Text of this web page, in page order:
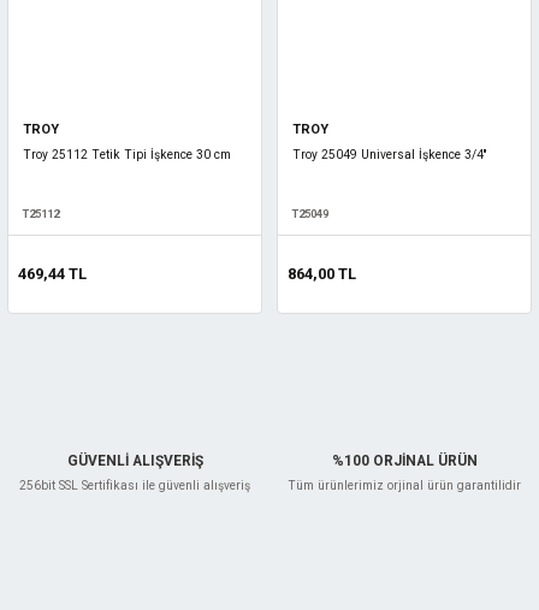
TROY
Troy 25112 Tetik Tipi İşkence 30 cm
T25112
469,44 TL
TROY
Troy 25049 Universal İşkence 3/4''
T25049
864,00 TL
GÜVENLİ ALIŞVERİŞ
256bit SSL Sertifikası ile güvenli alışveriş
%100 ORJİNAL ÜRÜN
Tüm ürünlerimiz orjinal ürün garantilidir